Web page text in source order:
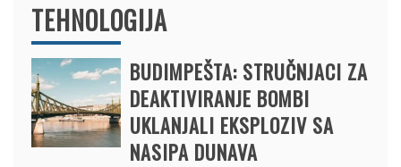
TEHNOLOGIJA
BUDIMPEŠTA: STRUČNJACI ZA
DEAKTIVIRANJE BOMBI
UKLANJALI EKSPLOZIV SA
NASIPA DUNAVA